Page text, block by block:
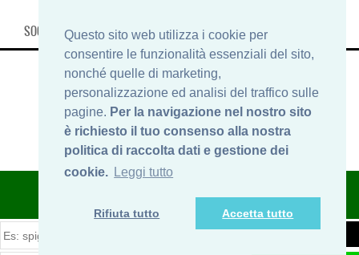
Questo sito web utilizza i cookie per
consentire le funzionalità essenziali del sito,
nonché quelle di marketing,
personalizzazione ed analisi del traffico sulle
pagine. Per la navigazione nel nostro sito
è richiesto il tuo consenso alla nostra
politica di raccolta dati e gestione dei
cookie. Leggi tutto
Rifiuta tutto Accetta tutto
SOCIAL, INFO & SHOP
ITINERARIDIPESCA.IT